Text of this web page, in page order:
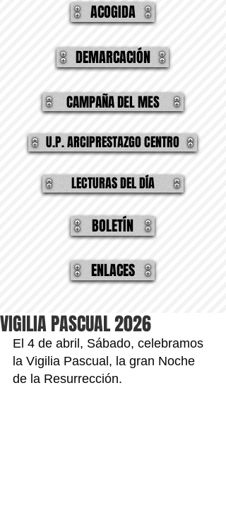
ACOGIDA
DEMARCACIÓN
CAMPAÑA DEL MES
U.P. ARCIPRESTAZGO CENTRO
LECTURAS DEL DÍA
BOLETÍN
ENLACES
VIGILIA PASCUAL 2026
El 4 de abril, Sábado, celebramos
la Vigilia Pascual, la gran Noche
de la Resurrección.